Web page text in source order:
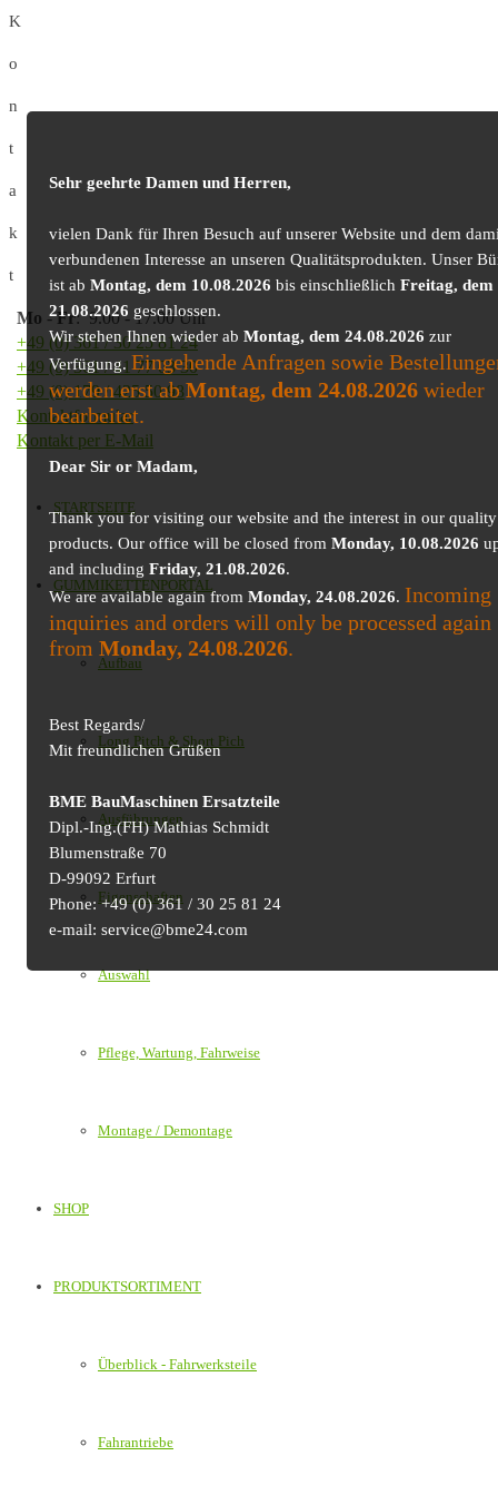
K
o
n
t
a
k
t
Mo -Fr: 9.00 - 17.00 Uhr
+49 (0) 361 / 30 25 81 24
+49 (0) 361 / 41 77 03 30
+49 (0) 179 / 425 50 98
Kontaktformular
Kontakt per E-Mail
STARTSEITE
GUMMIKETTENPORTAL
Aufbau
Long Pitch & Short Pich
Ausführungen
Eigenschaften
Auswahl
Pflege, Wartung, Fahrweise
Montage / Demontage
SHOP
PRODUKTSORTIMENT
Überblick - Fahrwerksteile
Fahrantriebe
Sehr geehrte Damen und Herren,
vielen Dank für Ihren Besuch auf unserer Website und dem
verbundenen Interesse an unseren Qualitätsprodukten. Unser
ist ab Montag, dem 10.08.2026 bis einschließlich Freitag, dem
21.08.2026 geschlossen.
Wir stehen Ihnen wieder ab Montag, dem 24.08.2026 zur
Verfügung.Eingehende Anfragen sowie
werden erst abMontag, dem 24.08.2026wieder
bearbeitet.
Dear Sir or Madam,
Thank you for visiting our website and the interest in our quality
products. Our office will be closed from Monday, 10.08.2026
and including Friday, 21.08.2026.
We are available again from Monday, 24.08.2026. Incoming
inquiries and orders will only be processed again
from Monday, 24.08.2026.
Best Regards/
Mit freundlichen Grüßen
BME BauMaschinen Ersatzteile
Dipl.-Ing.(FH) Mathias Schmidt
Blumenstraße 70
D-99092 Erfurt
Phone: +49 (0) 361 / 30 25 81 24
e-mail: service@bme24.com